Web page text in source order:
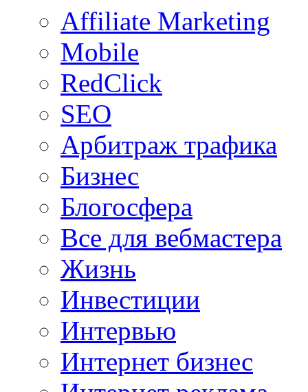
Affiliate Marketing
Mobile
RedClick
SEO
Арбитраж трафика
Бизнес
Блогосфера
Все для вебмастера
Жизнь
Инвестиции
Интервью
Интернет бизнес